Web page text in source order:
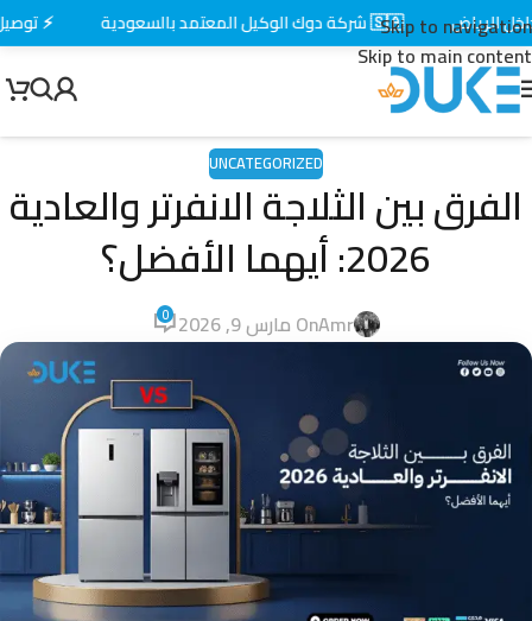
Skip to navigation
Skip to main content
UNCATEGORIZED
الفرق بين الثلاجة الانفرتر والعادية
2026: أيهما الأفضل؟
AmrOn مارس 9, 2026 0
🇸🇦 شركة دوك الوكيل المعتمد بالسعودية ⚡ توصيل